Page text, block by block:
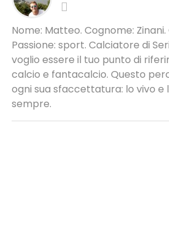
Nome: Matteo. Cognome: Zinani.
Passione: sport. Calciatore di
voglio essere il tuo punto di
calcio e fantacalcio. Questo
ogni sua sfaccettatura: lo vivo e
sempre.